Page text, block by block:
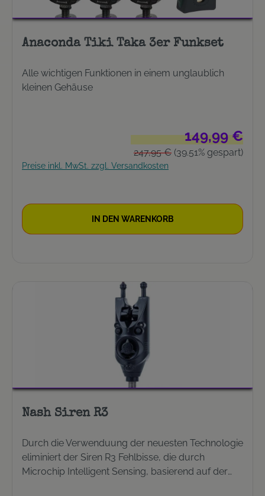
Anaconda Tiki Taka 3er Funkset
Alle wichtigen Funktionen in einem unglaublich
kleinen Gehäuse
Verkaufspreis:149,99 €
Regulärer Preis:
247,95 € (39.51% gespart)
Preise inkl. MwSt. zzgl. Versandkosten
IN DEN WARENKORB
Nash Siren R3
Durch die Verwenduung der neuesten Technologie
eliminiert der Siren R3 Fehlbisse, die durch
Microchip Intelligent Sensing, basierend auf der